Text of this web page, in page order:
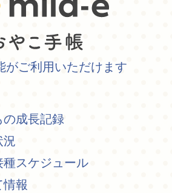
がご利用いただけます
成長記録
スケジュール
報